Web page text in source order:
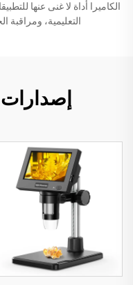
الكاميرا أداة لا غنى عنها
التعليمية، ومراقبة